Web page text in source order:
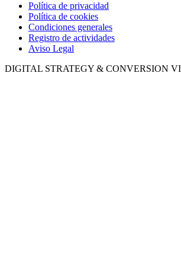
Política de privacidad
Política de cookies
Condiciones generales
Registro de actividades
Aviso Legal
DIGITAL STRATEGY & CONVERSION